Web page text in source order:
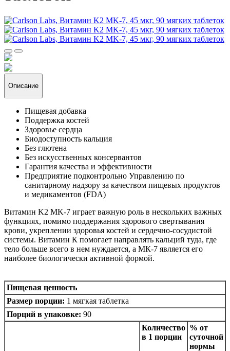
Описание
Пищевая добавка
Поддержка костей
Здоровье сердца
Биодоступность кальция
Без глютена
Без искусственных консервантов
Гарантия качества и эффективности
Предприятие подконтрольно Управлению по
санитарному надзору за качеством пищевых продуктов
и медикаментов (FDA)
Витамин K2 MK-7 играет важную роль в нескольких важных
функциях, помимо поддержания здорового свертывания
крови, укреплении здоровья костей и сердечно-сосудистой
системы. Витамин К помогает направлять кальций туда, где
тело больше всего в нем нуждается, а МК-7 является его
наиболее биологически активной формой.
Пищевая ценность
Размер порции: 1 мягкая таблетка
Порций в упаковке: 90
Количество
в 1 порции
% от
суточной
нормы